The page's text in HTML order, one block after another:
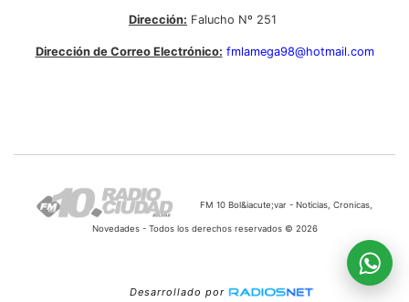
Dirección: Falucho Nº 251
Dirección de Correo Electrónico: fmlamega98@hotmail.com
FM 10 Bol&iacute;var - Noticias, Cronicas,
Novedades - Todos los derechos reservados © 2026
Desarrollado por